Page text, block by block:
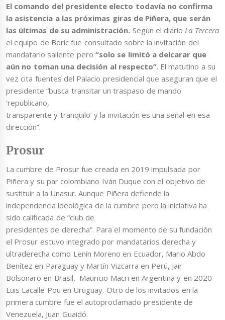
El comando del presidente electo todavía no confirma
la asistencia a las próximas giras de Piñera, que serán
las últimas de su administración. Según el diario La Tercera
el equipo de Boric fue consultado sobre la invitación del
mandatario saliente pero “solo se limitó a delcarar que
aún no toman una decisión al respecto”. El matutino a su
vez cita fuentes del Palacio presidencial que aseguran que el
presidente “busca transitar un traspaso de mando
‘republicano,
transparente y tranquilo’ y la invitación es una señal en esa
dirección”.
Prosur
La cumbre de Prosur fue creada en 2019 impulsada por
Piñera y su par colombiano Iván Duque con el objetivo de
sustituir a la Unasur. Aunque Piñera defiende la
independencia ideológica de la cumbre pero la iniciativa ha
sido calificada de “club de
presidentes de derecha”. Para el momento de su fundación
el Prosur estuvo integrado por mandatarios derecha y
ultraderecha como Lenín Moreno en Ecuador, Mario Abdo
Benítez en Paraguay y Martín Vizcarra en Perú, Jair
Bolsonaro en Brasil, Mauricio Macri en Argentina y en 2020
Luis Lacalle Pou en Uruguay. Otro de los invitados en la
primera cumbre fue el autoproclamado presidente de
Venezuela, Juan Guaidó.